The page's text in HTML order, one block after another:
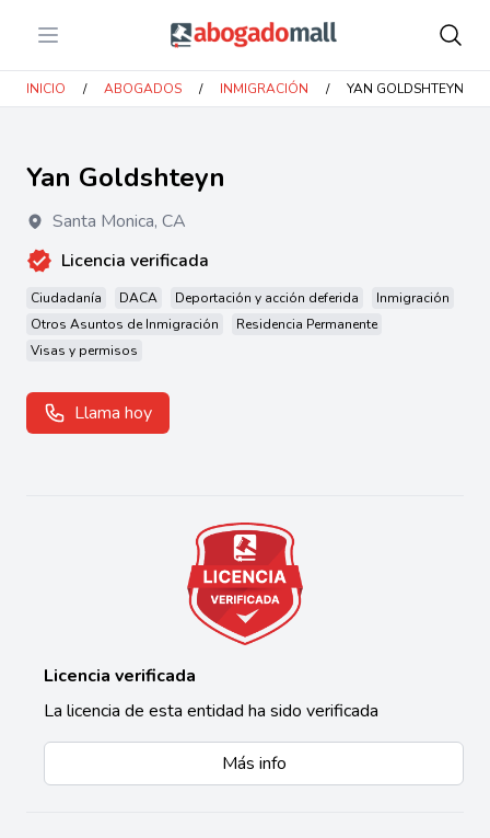
Open menu Abogadomall
INICIO / ABOGADOS / INMIGRACIÓN / YAN GOLDSHTEYN
Yan Goldshteyn
Santa Monica, CA
Licencia verificada
Ciudadanía DACA Deportación y acción deferida
Inmigración
Otros Asuntos de Inmigración
Residencia Permanente
Visas y permisos
Llama hoy
Licencia verificada
La licencia de esta entidad ha sido verificada
Más info